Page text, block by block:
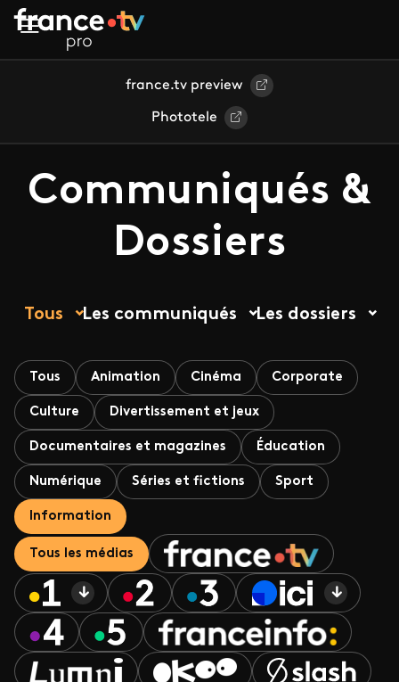
Aller au contenu principal
france.tv preview
Phototele
Communiqués &
Dossiers
Tous Les communiqués Les dossiers
Tous Animation Cinéma Corporate
Culture Divertissement et jeux
Documentaires et magazines Éducation
Numérique Séries et fictions Sport
Information
Tous les médias